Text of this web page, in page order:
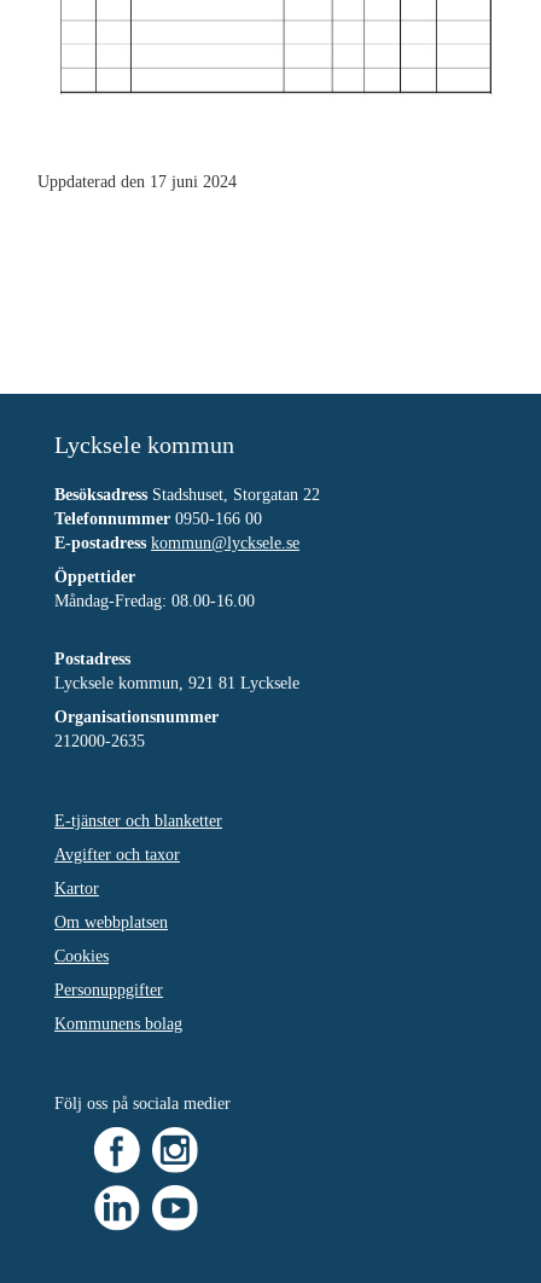
Uppdaterad den 17 juni 2024
Lycksele kommun
Besöksadress Stadshuset, Storgatan 22
Telefonnummer 0950-166 00
E-postadress kommun@lycksele.se
Öppettider
Måndag-Fredag: 08.00-16.00
Postadress
Lycksele kommun, 921 81 Lycksele
Organisationsnummer
212000-2635
E-tjänster och blanketter
Avgifter och taxor
Kartor
Om webbplatsen
Cookies
Personuppgifter
Kommunens bolag
Följ oss på sociala medier